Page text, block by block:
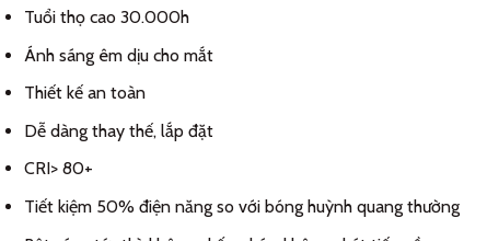
Tuổi thọ cao 30.000h
Ánh sáng êm dịu cho mắt
Thiết kế an toàn
Dễ dàng thay thế, lắp đặt
CRI> 80+
Tiết kiệm 50% điện năng so với bóng huỳnh quang thường